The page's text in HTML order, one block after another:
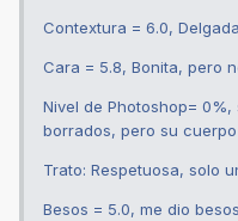
Contextura = 6.0,
Cara = 5.8, Bonita, pero
Nivel de Photoshop=
borrados, pero su
Trato: Respetuosa, solo
Besos = 5.0, me dio